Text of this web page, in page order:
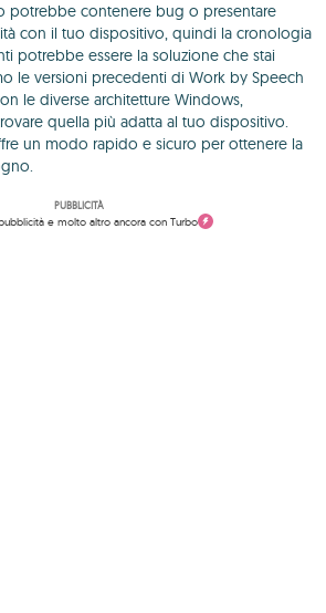
potrebbe contenere bug o presentare
con il tuo dispositivo, quindi la cronologia
potrebbe essere la soluzione che stai
le versioni precedenti di Work by Speech
le diverse architetture Windows,
quella più adatta al tuo dispositivo.
un modo rapido e sicuro per ottenere la
PUBBLICITÀ
e molto altro ancora con Turbo